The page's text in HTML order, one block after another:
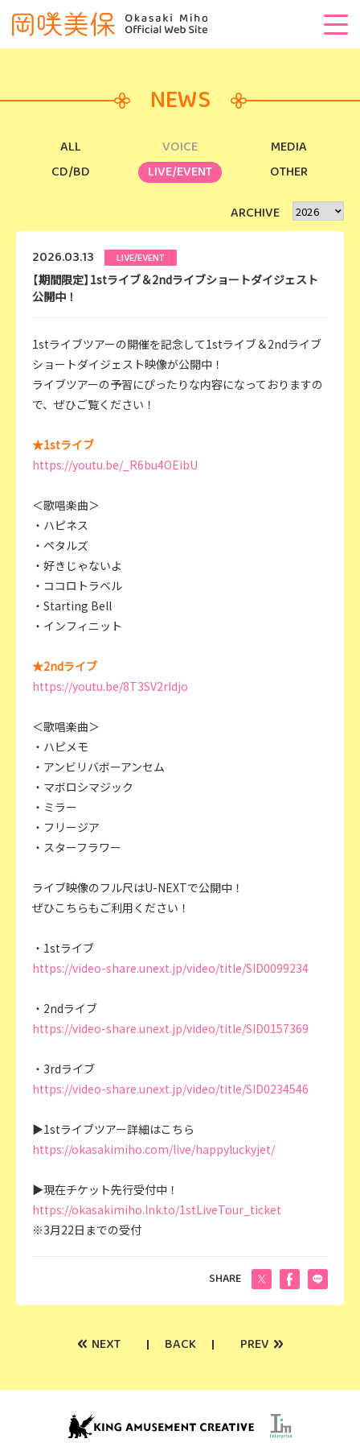
NEWS
ALL VOICE
MEDIA
CD/BD
LIVE/EVENT OTHER
ARCHIVE
2026.03.13 LIVE/EVENT
【期間限定】1stライブ＆2ndライブショートダイジェスト
公開中！
1stライブツアーの開催を記念して1stライブ＆2ndライブ
ショートダイジェスト映像が公開中！
ライブツアーの予習にぴったりな内容になっておりますの
で、ぜひご覧ください！
★1stライブ
https://youtu.be/_R6bu4OEibU
＜歌唱楽曲＞
・ハピネス
・ペタルズ
・好きじゃないよ
・ココロトラベル
・Starting Bell
・インフィニット
★2ndライブ
https://youtu.be/8T3SV2rIdjo
＜歌唱楽曲＞
・ハピメモ
・アンビリバボーアンセム
・マボロシマジック
・ミラー
・フリージア
・スターフラワー
ライブ映像のフル尺はU-NEXTで公開中！
ぜひこちらもご利用ください！
・1stライブ
https://video-share.unext.jp/video/title/SID0099234
・2ndライブ
https://video-share.unext.jp/video/title/SID0157369
・3rdライブ
https://video-share.unext.jp/video/title/SID0234546
▶1stライブツアー詳細はこちら
https://okasakimiho.com/live/happyluckyjet/
▶現在チケット先行受付中！
https://okasakimiho.lnk.to/1stLiveTour_ticket
※3月22日までの受付
SHARE
« NEXT BACK PREV »